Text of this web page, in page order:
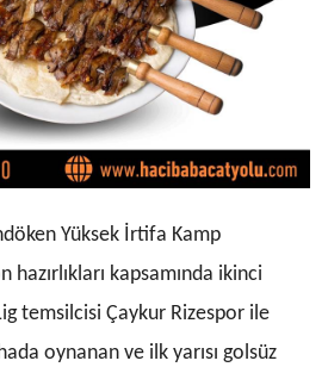
Yüksek İrtifa Kamp
hazırlıkları kapsamında ikinci
temsilcisi Çaykur Rizespor ile
oynanan ve ilk yarısı golsüz